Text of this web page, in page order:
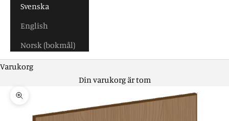
Svenska
English
Norsk (bokmål)
Varukorg
Din varukorg är tom
Zooma